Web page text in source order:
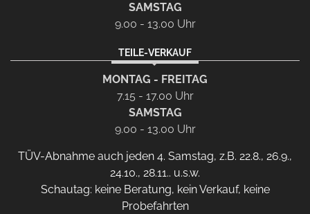
SAMSTAG
9.00 - 13.00 Uhr
TEILE-VERKAUF
MONTAG - FREITAG
7.15 - 17.00 Uhr
SAMSTAG
9.00 - 13.00 Uhr
TÜV-Abnahme auch jeden 4. Samstag, z.B. 22.8., 26.9.,
24.10., 28.11.. u.s.w.
Schautag: keine Beratung, kein Verkauf, keine
Probefahrten